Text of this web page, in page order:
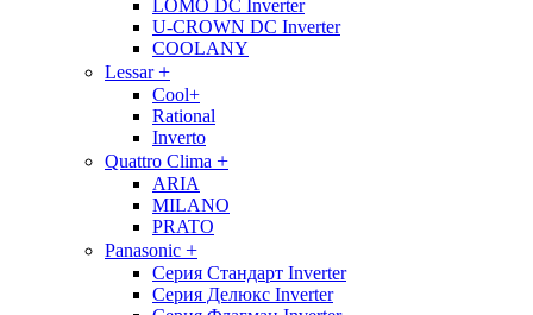
LOMO DC Inverter
U-CROWN DC Inverter
COOLANY
Lessar+
Cool+
Rational
Inverto
Quattro Clima +
ARIA
MILANO
PRATO
Panasonic +
Серия Стандарт Inverter
Серия Делюкс Inverter